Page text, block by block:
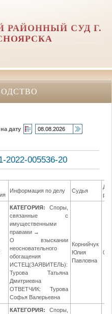
РАЙОННЫЙ СУД Г.
дату
2022-005536-20
Информация по делу Судья
КАТЕГОРИЯ:
Споры,
связанные с
имущественными
правами →
О взыскании
неосновательного
обогащения
ИСТЕЦ(ЗАЯВИТЕЛЬ):
Турова Татьяна
Дмитриевна
ОТВЕТЧИК: Турова
Софья Валерьевна
Корнийчук
Юлия
Павловна
КАТЕГОРИЯ:
Споры,